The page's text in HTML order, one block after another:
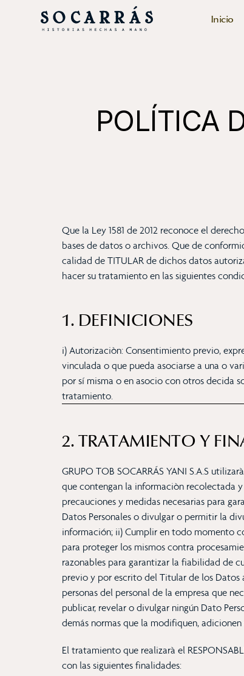
Inicio
POLÍTICA
Que la Ley 1581 de 2012 reconoce el
bases de datos o archivos. Que de
calidad de TITULAR de dichos datos
hacer su tratamiento en las siguientes
1. DEFINICIONES
i) Autorizaciòn: Consentimiento previo,
vinculada o que pueda asociarse a una o
por sí misma o en asocio con otros decida
tratamiento.
2. TRATAMIENTO Y
GRUPO TOB SOCARRÁS YANI S.A.S
que contengan la informaciòn recolectada
precauciones y medidas necesarias para
Datos Personales o divulgar o permitir la
información; ii) Cumplir en todo momento
para proteger los mismos contra
razonables para garantizar la fiabilidad de
previo y por escrito del Titular de los Datos
personas del personal de la empresa que
publicar, revelar o divulgar ningún Dato
demás normas que la modifiquen,
El tratamiento que realizarà el
con las siguientes finalidades: